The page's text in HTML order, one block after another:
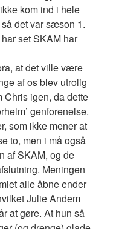
kom ind i hele
så det var sæson 1.
set SKAM har
at det ville være
af os blev utrolig
Chris igen, da dette
genforenelse.
som ikke mener at
to, men i må også
af SKAM, og de
Meningen
alle åbne ender
Julie Andem
at gøre. At hun så